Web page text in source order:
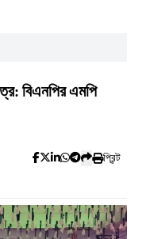
বিএনপির এমপি
প্রিন্ট